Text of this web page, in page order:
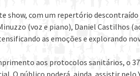
show, com um repertório
(voz e piano), Daniel Castilhos
as emoções e explorando
aos protocolos sanitários, o